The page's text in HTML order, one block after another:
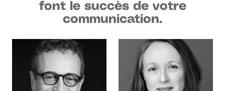
font le succès de votre
communication.